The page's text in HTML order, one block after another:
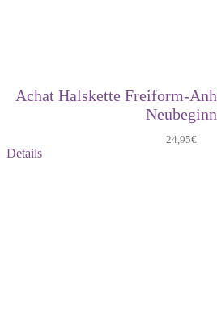
Achat Halskette Freiform-
Neubeginn
24,95€
Details